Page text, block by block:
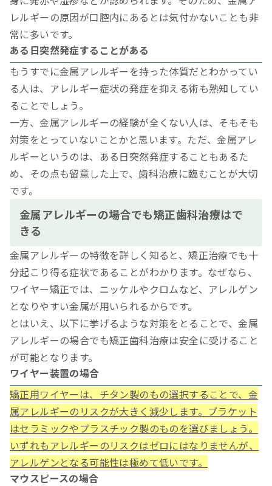
レルギーの原因が口腔内にあるとは気付かないことも非
常に多いです。
ある日突然発症することがある
もうすでに金属アレルギーを持った体質だとわかってい
る人は、アレルギー症状の発症を抑える術も熟知してい
ることでしょう。
一方、金属アレルギーの経験が全くない人は、そもそも
対策をとっていないことかと思います。ただ、金属アレ
ルギーというのは、ある日突然発症することもあるた
め、その点も留意した上で、歯科治療に臨むことが大切
です。
金属アレルギーの場合でも矯正歯科治療はで
きる
金属アレルギーの特徴を詳しく知ると、矯正治療でも十
分起こり得る症状であることがわかります。なぜなら、
ワイヤー矯正では、ニッケルやクロムなど、アレルゲン
となりやすい金属が用いられるからです。
とはいえ、以下に挙げるような対策をとることで、金属
アレルギーの場合でも矯正歯科治療は安全に受けること
が可能となります。
ワイヤー装置の場合
矯正用ワイヤーは、チタン製のもの選択することで、金
属アレルギーのリスクが大きく減少します。ブラケット
はセラミックやプラスチック製のものを選びましょう。
いずれもアレルギーのリスクはゼロにはなりませんが、
アレルゲンとなる可能性は極めて低いです。
マウスピースの場合